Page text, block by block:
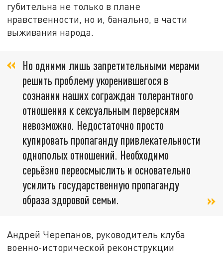
губительна не только в плане
нравственности, но и, банально, в части
выживания народа.
Но одними лишь запретительными мерами
решить проблему укоренившегося в
сознании наших сограждан толерантного
отношения к сексуальным перверсиям
невозможно. Недостаточно просто
купировать пропаганду привлекательности
однополых отношений. Необходимо
серьёзно переосмыслить и основательно
усилить государственную пропаганду
образа здоровой семьи.
Андрей Черепанов, руководитель клуба
военно-исторической реконструкции